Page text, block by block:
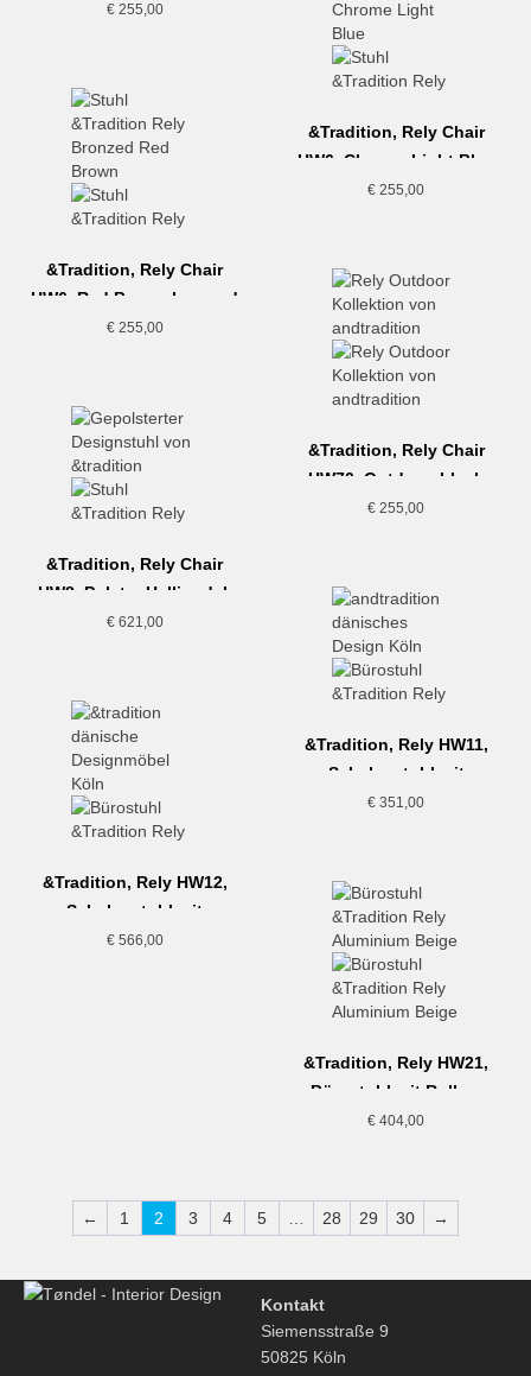
€255,00
&Tradition, Rely Chair
HW6, Chrome Light Blue
€ 255,00
&Tradition, Rely Chair
HW6, Red Brown-bronzed
€255,00
&Tradition, Rely Chair
HW70, Outdoor, black
€ 255,00
&Tradition, Rely Chair
HW8, Polster Hallingdal,
grau
€621,00
&Tradition, Rely HW11,
Schalenstuhl mit
Drehgestell, hellblau
€ 351,00
&Tradition, Rely HW12,
Schalenstuhl mit
Drehgestell und
€566,00
&Tradition, Rely HW21,
Bürostuhl mit Rollen,
Beige
€ 404,00
← 1 2 3 4 5 28 29 30 →
Kontakt
Siemensstraße 9
50825 Köln